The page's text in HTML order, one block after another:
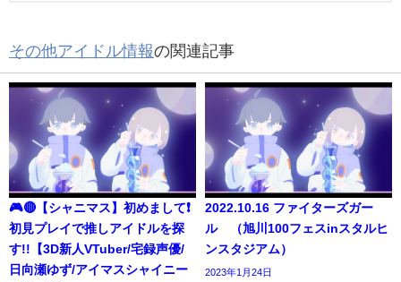
その他アイドル情報の関連記事
🎮🔴【シャニマス】初めまして❗️
初見プレイで推しアイドルを探
す!!【3D新人VTuber/宅録声優/
日向瀬ゆず/アイマスシャイニー
2022.10.16 ファイターズガー
ル （旭川100フェスinスタルヒ
ンスタジアム）
2023年1月24日